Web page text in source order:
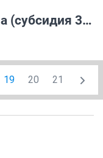
Губернаторская программа (субсидия 300 тыс. руб) (часть 7)
19 20 21